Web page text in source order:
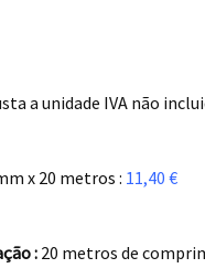
a unidade IVA não
x 20 metros : 11,40 €
: 20 metros de